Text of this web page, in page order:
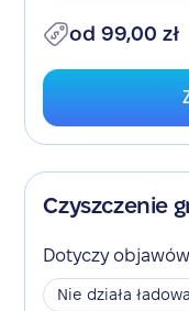
od 99,00 zł
Czyszczenie
Dotyczy objawów
Nie działa